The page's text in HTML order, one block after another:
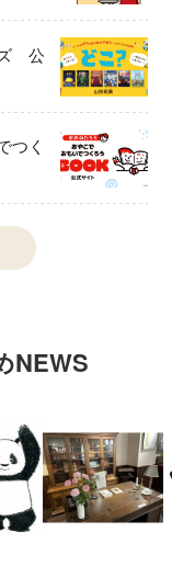
ズ 公
つく
NEWS